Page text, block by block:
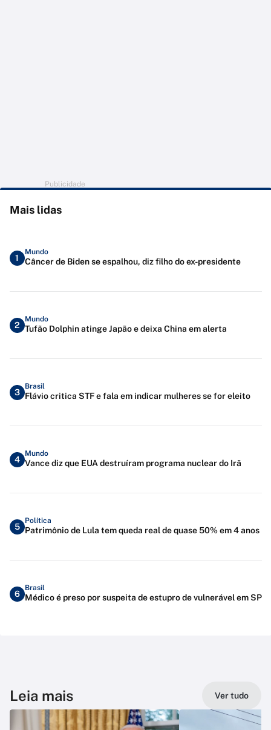
Publicidade
Mais lidas
1
Mundo
Câncer de Biden se espalhou, diz filho do ex-presidente
2
Mundo
Tufão Dolphin atinge Japão e deixa China em alerta
3
Brasil
Flávio critica STF e fala em indicar mulheres se for eleito
4
Mundo
Vance diz que EUA destruíram programa nuclear do Irã
5
Política
Patrimônio de Lula tem queda real de quase 50% em 4 anos
6
Brasil
Médico é preso por suspeita de estupro de vulnerável em SP
Leia mais Ver tudo